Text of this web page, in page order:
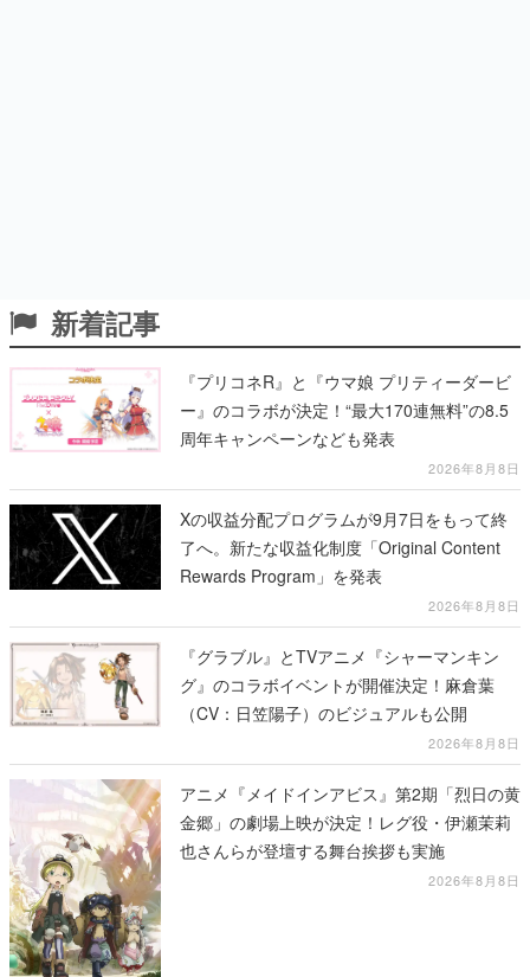
新着記事
『プリコネR』と『ウマ娘 プリティーダービ
ー』のコラボが決定！“最大170連無料”の8.5
周年キャンペーンなども発表
2026年8月8日
Xの収益分配プログラムが9月7日をもって終
了へ。新たな収益化制度「Original Content
Rewards Program」を発表
2026年8月8日
『グラブル』とTVアニメ『シャーマンキン
グ』のコラボイベントが開催決定！麻倉葉
（CV：日笠陽子）のビジュアルも公開
2026年8月8日
アニメ『メイドインアビス』第2期「烈日の黄
金郷」の劇場上映が決定！レグ役・伊瀬茉莉
也さんらが登壇する舞台挨拶も実施
2026年8月8日